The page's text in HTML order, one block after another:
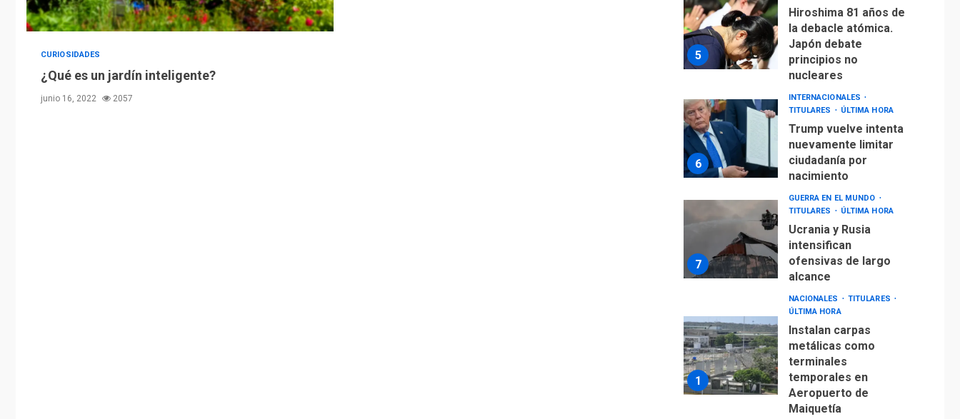
CURIOSIDADES
¿Qué es un jardín inteligente?
junio 16, 2022 2057
5
Hiroshima 81 años de
la debacle atómica.
Japón debate
principios no
nucleares
6
INTERNACIONALES
TITULARES
ÚLTIMA HORA
Trump vuelve intenta
nuevamente limitar
ciudadanía por
nacimiento
7
GUERRA EN EL MUNDO
TITULARES
ÚLTIMA HORA
Ucrania y Rusia
intensifican
ofensivas de largo
alcance
1
NACIONALES
TITULARES
ÚLTIMA HORA
Instalan carpas
metálicas como
terminales
temporales en
Aeropuerto de
Maiquetía